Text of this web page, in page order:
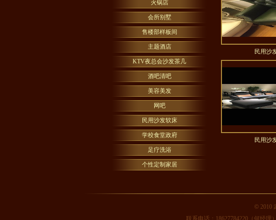
火锅店
会所别墅
售楼部样板间
主题酒店
KTV夜总会沙发茶几
酒吧清吧
美容美发
网吧
民用沙发软床
学校食堂政府
足疗洗浴
个性定制家居
民用沙
民用沙
©2010
联系电话：18627784220（何经